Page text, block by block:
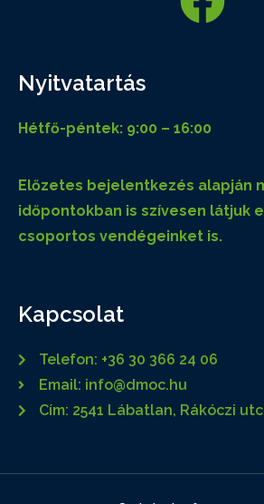
Nyitvatartás
Hétfő-péntek: 9:00 – 16:00
Előzetes bejelentkezés alapján
időpontokban is szívesen látjuk
csoportos vendégeinket is.
Kapcsolat
Telefon: +36 30 366 24 06
Email: info@dmoc.hu
Cím: 2541 Lábatlan, Rákóczi